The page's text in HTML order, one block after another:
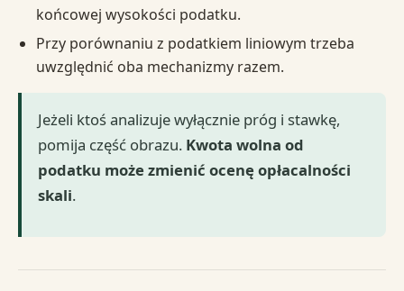
końcowej wysokości podatku.
Przy porównaniu z podatkiem liniowym trzeba
uwzględnić oba mechanizmy razem.
Jeżeli ktoś analizuje wyłącznie próg i stawkę,
pomija część obrazu. Kwota wolna od
podatku może zmienić ocenę opłacalności
skali.